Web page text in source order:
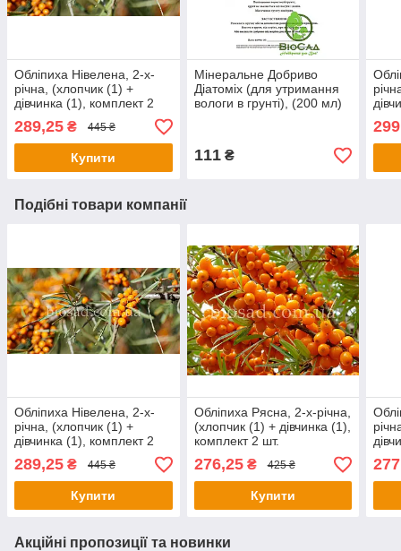
Обліпиха Нівелена, 2-х-
річна, (хлопчик (1) +
дівчинка (1), комплект 2
шт.
289,25 ₴ 445 ₴
Купити
Мінеральне Добриво
Діатоміх (для утримання
вологи в грунті), (200 мл)
111₴
шт.
Подібні товари компанії
Обліпиха Нівелена, 2-х-
річна, (хлопчик (1) +
дівчинка (1), комплект 2
289,25 ₴ 445 ₴
Купити
Обліпиха Рясна, 2-х-річна,
(хлопчик (1) + дівчинка (1),
комплект 2 шт.
276,25₴ 425 ₴
Купити
Акційні пропозиції та новинки